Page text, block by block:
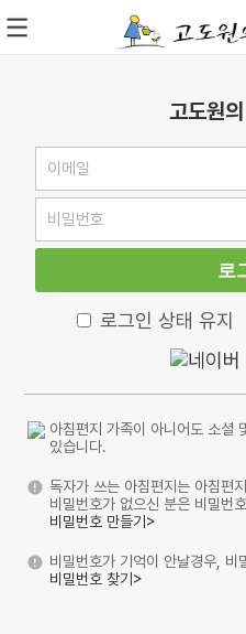
고도원
로
로그인 상태 유지
아침편지 가족이 아니어도 소셜
있습니다.
독자가 쓰는 아침편지는 아침편
비밀번호가 없으신 분은 비밀번
비밀번호 만들기>
비밀번호가 기억이 안날경우, 비
비밀번호 찾기>